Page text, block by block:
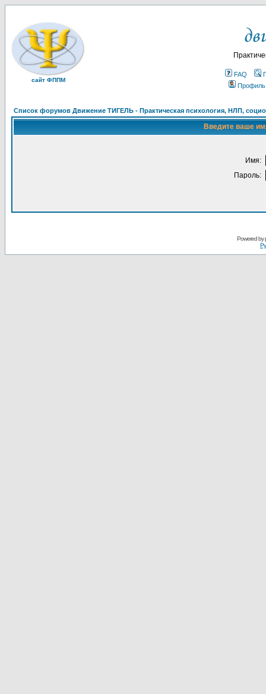
сайт ФППМ
FAQ
Профиль
Список форумов Движение ТИГЕЛЬ - Практическая психология, НЛП,
Введите ваше
Имя:
Пароль:
Powered by